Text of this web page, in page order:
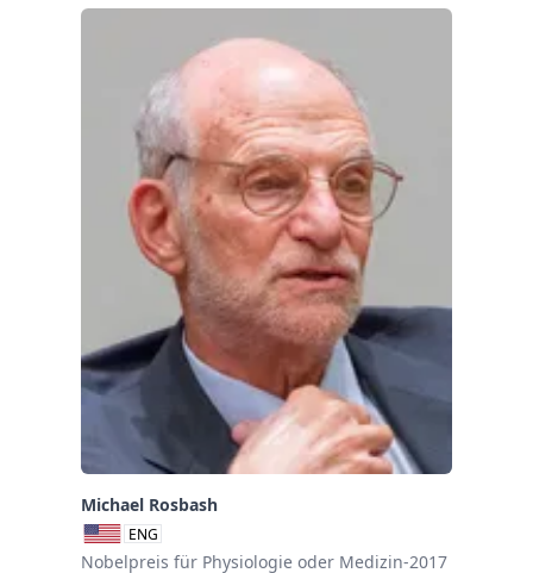
Michael Rosbash
ENG
Nobelpreis für Physiologie oder Medizin-2017